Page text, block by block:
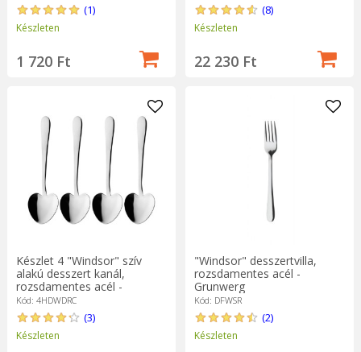
(1)
Készleten
1 720 Ft
(8)
Készleten
22 230 Ft
Készlet 4 "Windsor" szív
alakú desszert kanál,
rozsdamentes acél -
Grunwerg
Kód: 4HDWDRC
(3)
Készleten
"Windsor" desszertvilla,
rozsdamentes acél -
Grunwerg
Kód: DFWSR
(2)
Készleten